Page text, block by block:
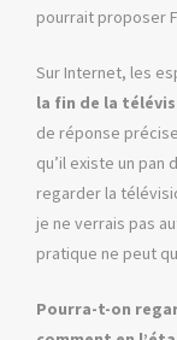
pourrait proposer
Sur Internet, les
la fin de la
de réponse
qu’il existe un pan
regarder la
je ne verrais pas
pratique ne peut
Pourra-t-on